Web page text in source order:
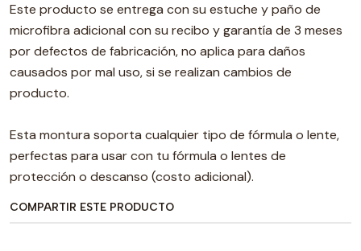
Este producto se entrega con su estuche y paño de
microfibra adicional con su recibo y garantía de 3 meses
por defectos de fabricación, no aplica para daños
causados por mal uso, si se realizan cambios de
producto.
Esta montura soporta cualquier tipo de fórmula o lente,
perfectas para usar con tu fórmula o lentes de
protección o descanso (costo adicional).
COMPARTIR ESTE PRODUCTO